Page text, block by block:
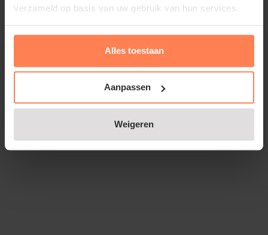
verzameld op basis van uw gebruik van hun services.
Alles toestaan
Aanpassen
Weigeren
plantencentrum. Ze krijgen regelmatig voeding en
worden gesnoeid indien dat nodig is. Dit is om